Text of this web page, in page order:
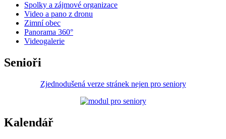
Spolky a zájmové organizace
Video a pano z dronu
Zimní obec
Panorama 360°
Videogalerie
Senioři
Zjednodušená verze stránek nejen pro seniory
Kalendář